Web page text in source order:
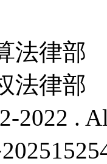
法律部
法律部
2022 .